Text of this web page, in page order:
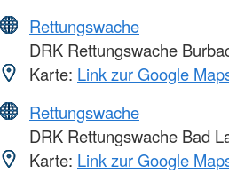
Rettungswache
DRK Rettungswache
Karte: Link zur Google
Rettungswache
DRK Rettungswache Bad
Karte: Link zur Google